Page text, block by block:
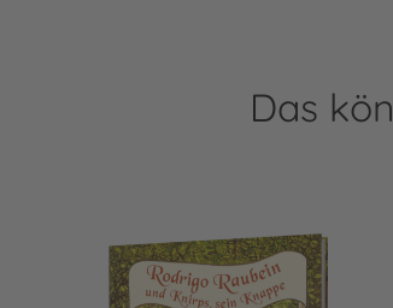
Das